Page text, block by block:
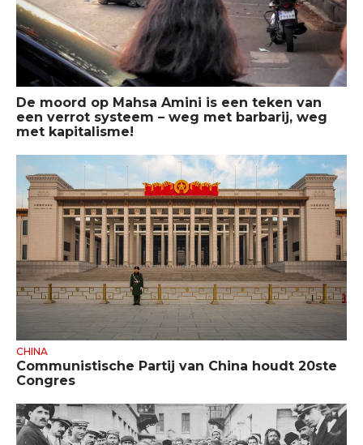
De moord op Mahsa Amini is een teken van
een verrot systeem – weg met barbarij, weg
met kapitalisme!
CHINA
Communistische Partij van China houdt 20ste
Congres